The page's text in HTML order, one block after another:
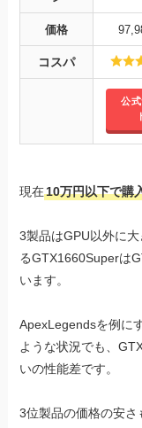
価格
コスパ
公
現在10万円以下で購
3製品はGPU以外に
るGTX1660Superは
います。
ApexLegendsを例に
ような状況でも、
いの性能差です。
3位製品の価格の安さ